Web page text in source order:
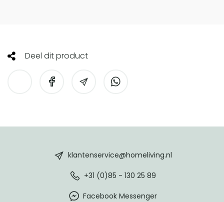
Deel dit product
klantenservice@homeliving.nl
+31 (0)85 - 130 25 89
Facebook Messenger